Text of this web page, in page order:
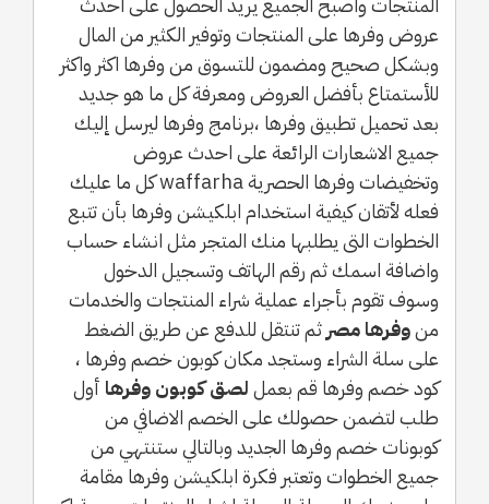
عروض وفرها على المنتجات وتوفير الكثير من المال
وبشكل صحيح ومضمون للتسوق من وفرها اكثر واكثر
للأستمتاع بأفضل العروض ومعرفة كل ما هو جديد
بعد تحميل تطبيق وفرها ،برنامج وفرها ليرسل إليك
جميع الاشعارات الرائعة على احدث عروض
وتخفيضات وفرها الحصرية waffarha كل ما عليك
فعله لأتقان كيفية استخدام ابلكيشن وفرها بأن تتبع
الخطوات التى يطلبها منك المتجر مثل انشاء حساب
واضافة اسمك ثم رقم الهاتف وتسجيل الدخول
وسوف تقوم بأجراء عملية شراء المنتجات والخدمات
منوفرها مصرثم تنتقل للدفع عن طريق الضغط
على سلة الشراء وستجد مكان كوبون خصم وفرها ،
كود خصم وفرها قم بعمللصق كوبون وفرها أول
طلب لتضمن حصولك على الخصم الاضافي من
كوبونات خصم وفرها الجديد وبالتالي ستنتهي من
جميع الخطوات وتعتبر فكرة ابلكيشن وفرها مقامة